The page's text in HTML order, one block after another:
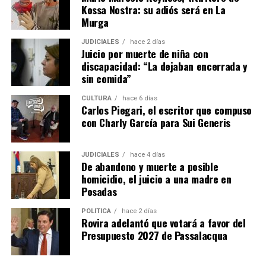
Kossa Nostra: su adiós será en La
Murga
JUDICIALES hace 2 días
Juicio por muerte de niña con
discapacidad: “La dejaban encerrada y
sin comida”
CULTURA hace 6 días
Carlos Piegari, el escritor que compuso
con Charly García para Sui Generis
JUDICIALES hace 4 días
De abandono y muerte a posible
homicidio, el juicio a una madre en
Posadas
POLÍTICA hace 2 días
Rovira adelantó que votará a favor del
Presupuesto 2027 de Passalacqua